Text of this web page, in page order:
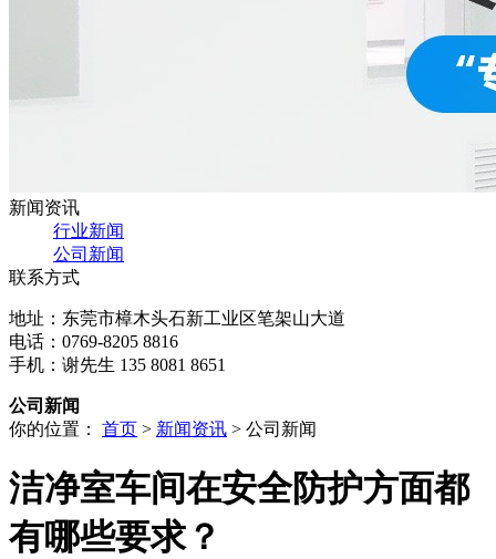
新闻资讯
行业新闻
公司新闻
联系方式
地址：东莞市樟木头石新工业区笔架山大道
电话：0769-8205 8816
手机：谢先生 135 8081 8651
公司新闻
你的位置： 首页 > 新闻资讯 > 公司新闻
洁净室车间在安全防护方面都
有哪些要求？